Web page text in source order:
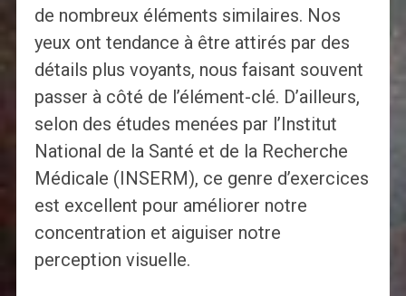
de nombreux éléments similaires. Nos
yeux ont tendance à être attirés par des
détails plus voyants, nous faisant souvent
passer à côté de l’élément-clé. D’ailleurs,
selon des études menées par l’Institut
National de la Santé et de la Recherche
Médicale (INSERM), ce genre d’exercices
est excellent pour améliorer notre
concentration et aiguiser notre
perception visuelle.